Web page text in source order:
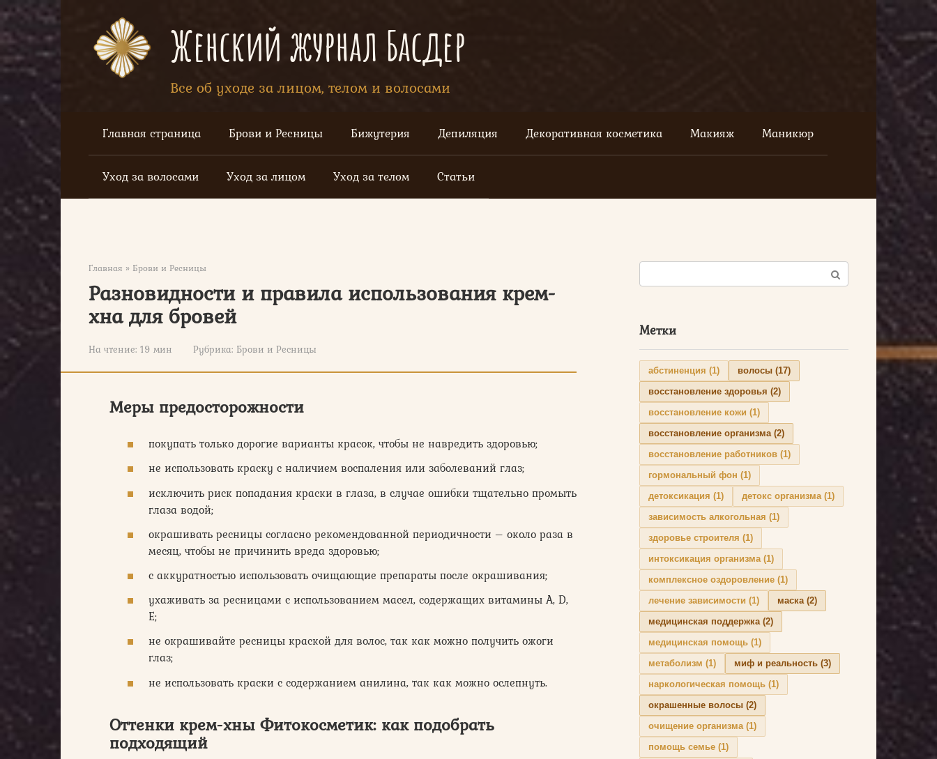
Перейти
к
контенту
Женский журнал Басдер
Все об уходе за лицом, телом и волосами
Главная страница Брови и Ресницы Бижутерия Депиляция Декоративная косметика Макияж Маникюр
Уход за волосами Уход за лицом Уход за телом Статьи
Главная » Брови и Ресницы
Разновидности и правила использования крем-
хна для бровей
На чтение: 19 мин Рубрика: Брови и Ресницы
Меры предосторожности
покупать только дорогие варианты красок, чтобы не навредить здоровью;
не использовать краску с наличием воспаления или заболеваний глаз;
исключить риск попадания краски в глаза, в случае ошибки тщательно промыть
глаза водой;
окрашивать ресницы согласно рекомендованной периодичности – около раза в
месяц, чтобы не причинить вреда здоровью;
с аккуратностью использовать очищающие препараты после окрашивания;
ухаживать за ресницами с использованием масел, содержащих витамины А, D,
Е;
не окрашивайте ресницы краской для волос, так как можно получить ожоги
глаз;
не использовать краски с содержанием анилина, так как можно ослепнуть.
Оттенки крем-хны Фитокосметик: как подобрать
подходящий
Поиск:
Метки
абстиненция (1) волосы (17)
восстановление здоровья (2)
восстановление кожи (1)
восстановление организма(2)
восстановление работников (1)
гормональный фон (1)
детоксикация (1) детокс организма(1)
зависимость алкогольная (1)
здоровье строителя (1)
интоксикация организма(1)
комплексное оздоровление (1)
лечение зависимости (1) маска(2)
медицинская поддержка(2)
медицинская помощь (1)
метаболизм (1) миф и реальность (3)
наркологическая помощь (1)
окрашенные волосы (2)
очищение организма(1)
помощь семье (1)